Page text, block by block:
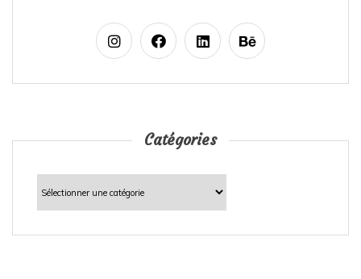
Catégories
Catégories